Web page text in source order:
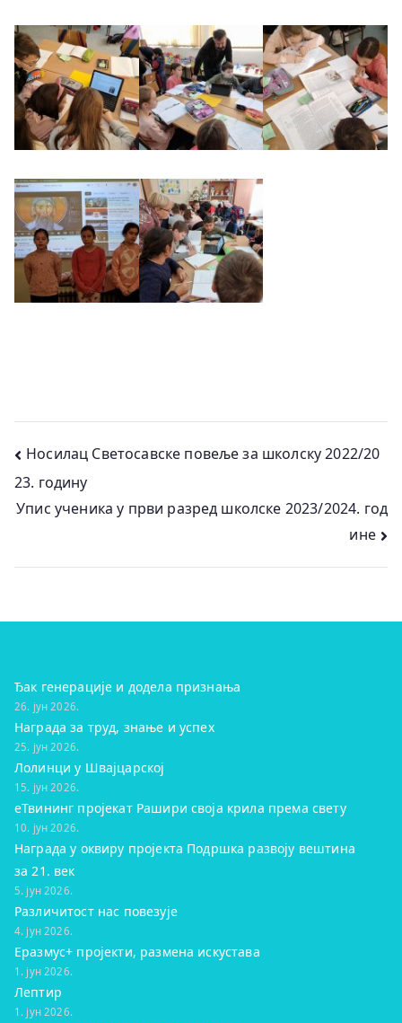
Кретање
чланка
Носилац Светосавске повеље за школску 2022/20
23. годину
Упис ученика у први разред школске 2023/2024. год
ине
Ђак генерације и додела признања
26. јун 2026.
Награда за труд, знање и успех
25. јун 2026.
Лолинци у Швајцарској
15. јун 2026.
eТвининг пројекат Рашири своја крила према свету
10. јун 2026.
Награда у оквиру пројекта Подршка развоју вештина
за 21. век
5. јун 2026.
Различитост нас повезује
4. јун 2026.
Еразмус+ пројекти, размена искустава
1. јун 2026.
Лептир
1. јун 2026.